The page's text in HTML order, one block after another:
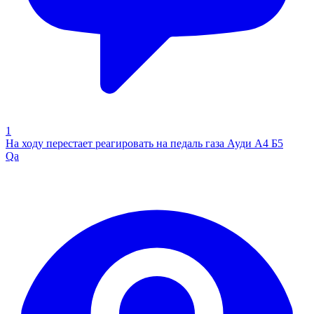
1
На ходу перестает реагировать на педаль газа Ауди А4 Б5
Qa